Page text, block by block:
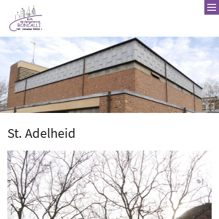
Zum Inhalt springen
St. Adelheid